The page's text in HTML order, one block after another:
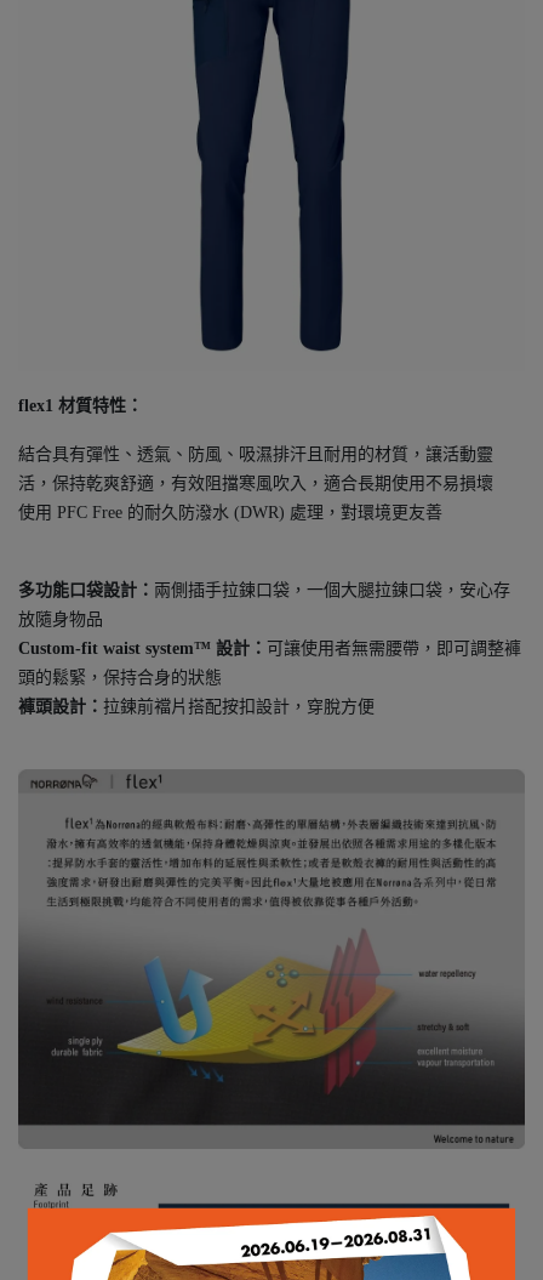
flex1 材質特性：
結合具有彈性、透氣、防風、吸濕排汗且耐用的材質，讓活動靈
活，保持乾爽舒適，有效阻擋寒風吹入，適合長期使用不易損壞
使用 PFC Free 的耐久防潑水 (DWR) 處理，對環境更友善
多功能口袋設計： 兩側插手拉鍊口袋，一個大腿拉鍊口袋，安心存
放隨身物品
Custom-fit waist system™ 設計： 可讓使用者無需腰帶，即可調整褲
頭的鬆緊，保持合身的狀態
褲頭設計： 拉鍊前襠片搭配按扣設計，穿脫方便